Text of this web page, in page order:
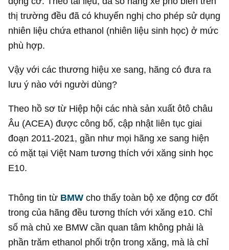
thị trường đều đã có khuyến nghị cho phép sử dụng
nhiên liệu chứa ethanol (nhiên liệu sinh học) ở mức
phù hợp.
Vậy với các thương hiệu xe sang, hãng có đưa ra
lưu ý nào với người dùng?
Theo hồ sơ từ Hiệp hội các nhà sản xuất ôtô châu
Âu (ACEA) được công bố, cập nhật liên tục giai
đoạn 2011-2021, gần như mọi hãng xe sang hiện
có mặt tại Việt Nam tương thích với xăng sinh học
E10.
Thông tin từ BMW cho thấy toàn bộ xe động cơ đốt
trong của hãng đều tương thích với xăng e10. Chỉ
số mà chủ xe BMW cần quan tâm không phải là
phần trăm ethanol phối trộn trong xăng, mà là chỉ